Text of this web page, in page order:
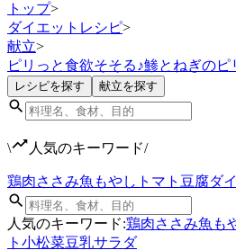
トップ>
ダイエットレシピ>
献立>
ピリっと食欲そそる♪鯵とねぎのピ
レシピを探す 献立を探す
\ 人気のキーワード/
鶏肉ささみ魚 もやし トマト 豆腐ダ
人気のキーワード:鶏肉ささみ魚 も
ト 小松菜豆乳サラダ